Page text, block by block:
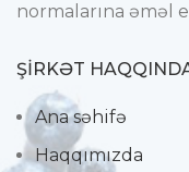
normalarına əməl
ŞIRKƏT
Ana səhifə
Haqqımızda